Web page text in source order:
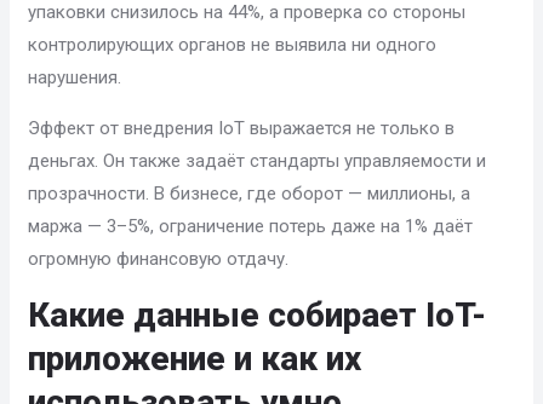
упаковки снизилось на 44%, а проверка со стороны
контролирующих органов не выявила ни одного
нарушения.
Эффект от внедрения IoT выражается не только в
деньгах. Он также задаёт стандарты управляемости и
прозрачности. В бизнесе, где оборот — миллионы, а
маржа — 3–5%, ограничение потерь даже на 1% даёт
огромную финансовую отдачу.
Какие данные собирает IoT-
приложение и как их